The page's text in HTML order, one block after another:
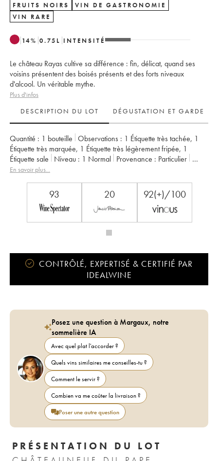
FRUITS NOIRS
VIN DE GASTRONOMIE
VIN RARE
14% 0.75 L INTENSITÉ
Le château Rayas cultive sa différence : fin, délicat, quand ses
voisins présentent des boisés présents et des forts niveaux
d'alcool. Un véritable mythe.
Plus d'infos
DESCRIPTION DU LOT
DÉGUSTATION ET GARDE
Quantité : 1 bouteille Observations : 1 Étiquette très tachée, 1
Étiquette très marquée, 1 Étiquette très légèrement fripée, 1
Étiquette sale
Niveau : 1 Normal Provenance : particulier
TVA récupérable :
Emmanuel Reynaud Remarque :import USA
En savoir plus...
93 20 92(+)/100
CONTRÔLÉ, EXPERTISÉ & CERTIFIÉ PAR
IDEALWINE
Posez une question à Margaux, notre
sommelière IA
Avec quel plat l'accorder ?
Quels vins similaires me conseilles-tu ?
Comment le servir ?
Combien va me coûter la livraison ?
Poser une autre question
PRÉSENTATION DU LOT